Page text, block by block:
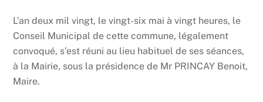
L’an deux mil vingt, le vingt-six mai à vingt heures, le
Conseil Municipal de cette commune, légalement
convoqué, s’est réuni au lieu habituel de ses séances,
à la Mairie, sous la présidence de Mr PRINCAY Benoit,
Maire.